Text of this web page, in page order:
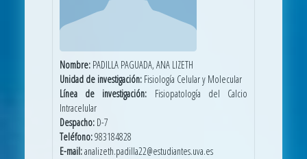
Nombre: PADILLA PAGUADA, ANA LIZETH
Unidad de investigación: Fisiología Celular y Molecular
Línea de investigación: Fisiopatología del Calcio
Intracelular
Despacho: D-7
Teléfono:983184828
E-mail:analizeth.padilla22@estudiantes.uva.es